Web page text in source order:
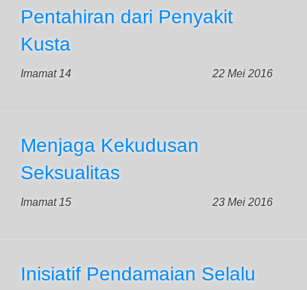
Pentahiran dari Penyakit
Kusta
Imamat 14 22 Mei 2016
Menjaga Kekudusan
Seksualitas
Imamat 15 23 Mei 2016
Inisiatif Pendamaian Selalu